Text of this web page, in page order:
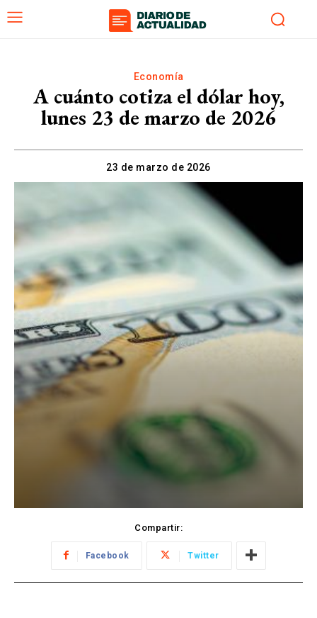
Economía
A cuánto cotiza el dólar hoy,
lunes 23 de marzo de 2026
23 de marzo de 2026
Compartir:
Facebook Twitter